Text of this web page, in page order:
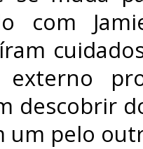
com
externo
descobrir
um pelo